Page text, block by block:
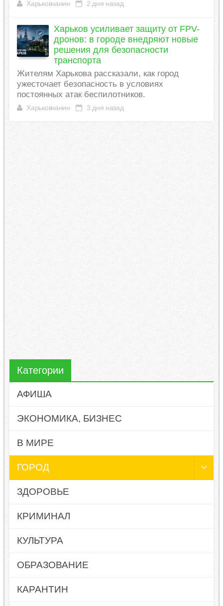
Харьковчанин 2 дня назад
Харьков усиливает защиту от FPV-
дронов: в городе внедряют новые
решения для безопасности
транспорта
Жителям Харькова рассказали, как город
ужесточает безопасность в условиях
постоянных атак беспилотников.
Харьковчанин 3 дня назад
Категории
АФИША
ЭКОНОМИКА, БИЗНЕС
В МИРЕ
ГОРОД
ЗДОРОВЬЕ
КРИМИНАЛ
КУЛЬТУРА
ОБРАЗОВАНИЕ
КАРАНТИН